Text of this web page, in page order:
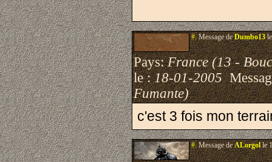
#.Message deDumbo13le
Pays:France (13 -
le :18-01-2005
Fumante)
c'est 3 fois mon
#.Message deALorgolle